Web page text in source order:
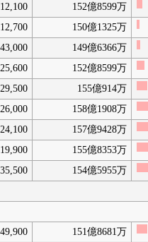
12,100 152億8599万
12,700 150億1325万
43,000 149億6366万
25,600 152億8599万
29,500 155億914万
26,000 158億1908万
24,100 157億9428万
19,900 155億8353万
35,500 154億5955万
49,900 151億8681万